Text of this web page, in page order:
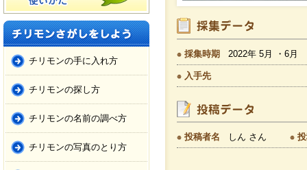
チリモンの手に入れ方
チリモンの探し方
チリモンの名前の調べ方
チリモンの写真のとり方
採集時期 2022年 5月 ・6月
入手先
投稿者名 しん さん